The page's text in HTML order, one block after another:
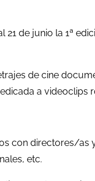
21 de junio la 1ª
de cine
a videoclips
con directores/as
etc.